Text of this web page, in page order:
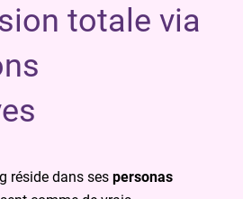
totale via
réside dans ses personas